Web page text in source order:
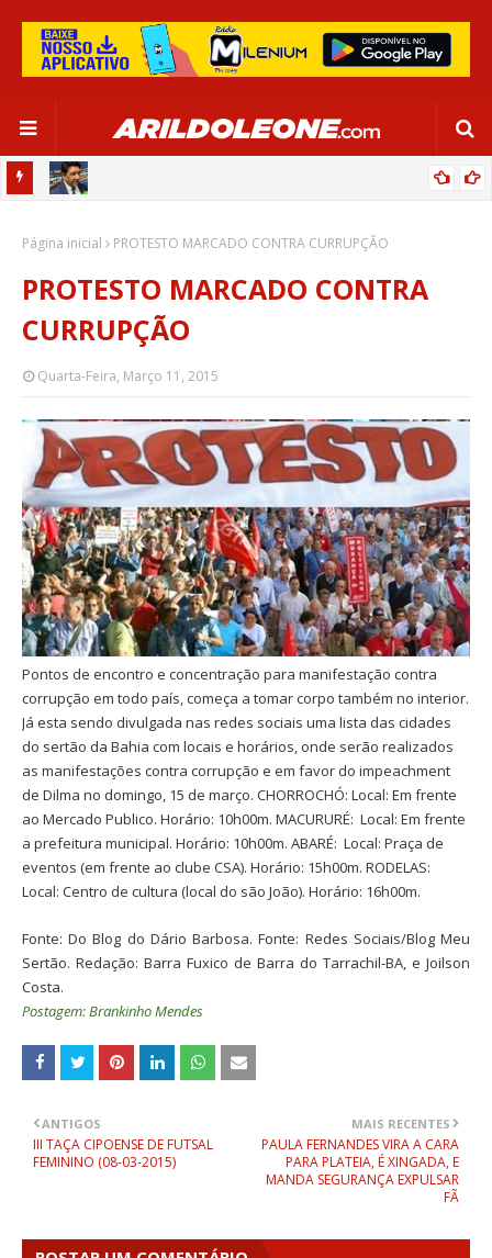
“SATISFAÇÃO MUITO GRANDE”
Página inicial PROTESTO MARCADO CONTRA CURRUPÇÃO
PROTESTO MARCADO CONTRA
CURRUPÇÃO
Quarta-Feira, Março 11, 2015
Pontos de encontro e concentração para manifestação contra
corrupção em todo país, começa a tomar corpo também no interior.
Já esta sendo divulgada nas redes sociais uma lista das cidades
do sertão da Bahia com locais e horários, onde serão realizados
as manifestações contra corrupção e em favor do impeachment
de Dilma no domingo, 15 de março. CHORROCHÓ: Local: Em frente
ao Mercado Publico. Horário: 10h00m. MACURURÉ: Local: Em frente
a prefeitura municipal. Horário: 10h00m. ABARÉ: Local: Praça de
eventos (em frente ao clube CSA). Horário: 15h00m. RODELAS:
Local: Centro de cultura (local do são João). Horário: 16h00m.
Fonte: Do Blog do Dário Barbosa. Fonte: Redes Sociais/Blog Meu
Sertão. Redação: Barra Fuxico de Barra do Tarrachil-BA, e Joilson
Costa.
Postagem: Brankinho Mendes
MAIS RECENTES
PAULA FERNANDES VIRA A CARA
PARA PLATEIA, É XINGADA, E
MANDA SEGURANÇA EXPULSAR
FÃ
ANTIGOS
III TAÇA CIPOENSE DE FUTSAL
FEMININO (08-03-2015)